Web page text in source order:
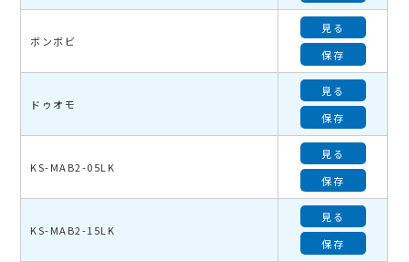
ボンボビ
見る
保存
ドゥオモ
見る
保存
KS-MAB2-05LK
見る
保存
KS-MAB2-15LK
見る
保存